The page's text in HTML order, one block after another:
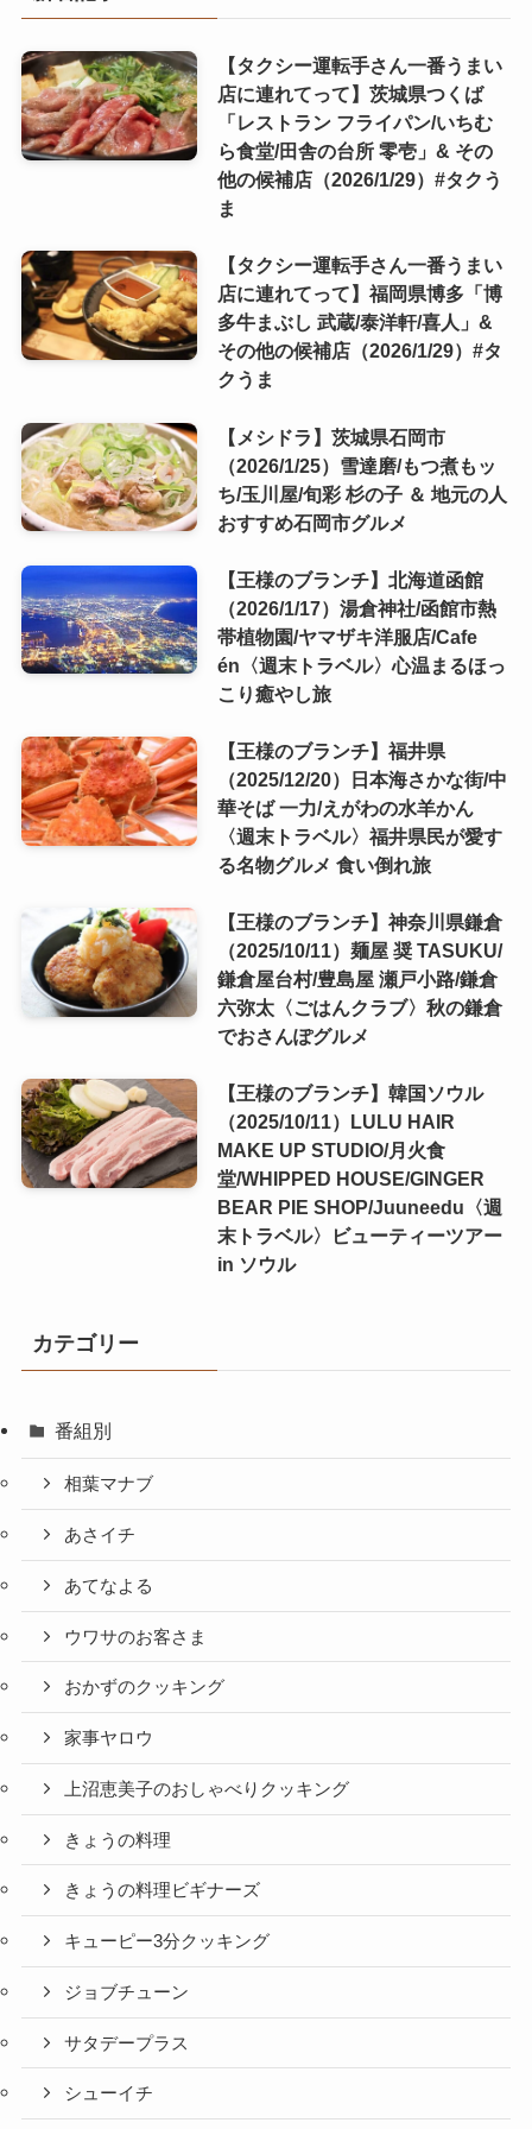
【タクシー運転手さん一番うまい
店に連れてって】茨城県つくば
「レストラン フライパン/いちむ
ら食堂/田舎の台所 零壱」& その
他の候補店（2026/1/29）#タクう
ま
【タクシー運転手さん一番うまい
店に連れてって】福岡県博多「博
多牛まぶし 武蔵/泰洋軒/喜人」&
その他の候補店（2026/1/29）#タ
クうま
【メシドラ】茨城県石岡市
（2026/1/25）雪達磨/もつ煮もッ
ち/玉川屋/旬彩 杉の子 ＆ 地元の人
おすすめ石岡市グルメ
【王様のブランチ】北海道函館
（2026/1/17）湯倉神社/函館市熱
帯植物園/ヤマザキ洋服店/Cafe
én〈週末トラベル〉心温まるほっ
こり癒やし旅
【王様のブランチ】福井県
（2025/12/20）日本海さかな街/中
華そば 一力/えがわの水羊かん
〈週末トラベル〉福井県民が愛す
る名物グルメ 食い倒れ旅
【王様のブランチ】神奈川県鎌倉
（2025/10/11）麺屋 奨 TASUKU/
鎌倉屋台村/豊島屋 瀬戸小路/鎌倉
六弥太〈ごはんクラブ〉秋の鎌倉
でおさんぽグルメ
【王様のブランチ】韓国ソウル
（2025/10/11）LULU HAIR
MAKE UP STUDIO/月火食
堂/WHIPPED HOUSE/GINGER
BEAR PIE SHOP/Juuneedu〈週
末トラベル〉ビューティーツアー
in ソウル
カテゴリー
番組別
相葉マナブ
あさイチ
あてなよる
ウワサのお客さま
おかずのクッキング
家事ヤロウ
上沼恵美子のおしゃべりクッキング
きょうの料理
きょうの料理ビギナーズ
キューピー3分クッキング
ジョブチューン
サタデープラス
シューイチ